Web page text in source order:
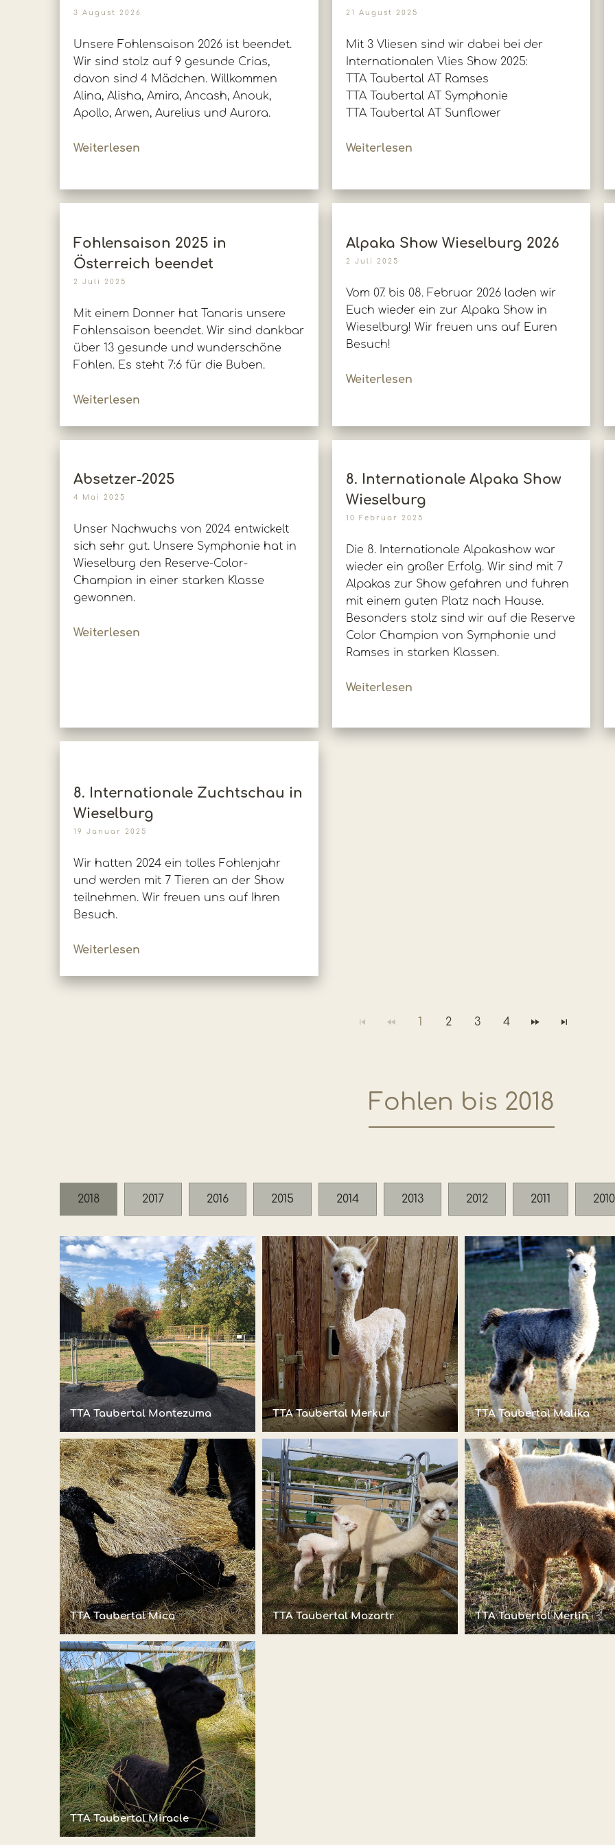
3 August 2026
Unsere Fohlensaison 2026 ist beendet.
Wir sind stolz auf 9 gesunde Crias,
davon sind 4 Mädchen. Willkommen
Alina, Alisha, Amira, Ancash, Anouk,
Apollo, Arwen, Aurelius und Aurora.
Weiterlesen
21 August 2025
Mit 3 Vliesen sind wir dabei bei der
Internationalen Vlies Show 2025:
TTA Taubertal AT Ramses
TTA Taubertal AT Symphonie
TTA Taubertal AT Sunflower
Weiterlesen
Fohlensaison 2025 in
Österreich beendet
2 Juli 2025
Mit einem Donner hat Tanaris unsere
Fohlensaison beendet. Wir sind dankbar
über 13 gesunde und wunderschöne
Fohlen. Es steht 7:6 für die Buben.
Weiterlesen
Alpaka Show Wieselburg 2026
2 Juli 2025
Vom 07. bis 08. Februar 2026 laden wir
Euch wieder ein zur Alpaka Show in
Wieselburg! Wir freuen uns auf Euren
Besuch!
Weiterlesen
Absetzer-2025
4 Mai 2025
Unser Nachwuchs von 2024 entwickelt
sich sehr gut. Unsere Symphonie hat in
Wieselburg den Reserve-Color-
Champion in einer starken Klasse
gewonnen.
Weiterlesen
8. Internationale Alpaka Show
Wieselburg
10 Februar 2025
Die 8. Internationale Alpakashow war
wieder ein großer Erfolg. Wir sind mit 7
Alpakas zur Show gefahren und fuhren
mit einem guten Platz nach Hause.
Besonders stolz sind wir auf die Reserve
Color Champion von Symphonie und
Ramses in starken Klassen.
Weiterlesen
8. Internationale Zuchtschau in
Wieselburg
19 Januar 2025
Wir hatten 2024 ein tolles Fohlenjahr
und werden mit 7 Tieren an der Show
teilnehmen. Wir freuen uns auf Ihren
Besuch.
Weiterlesen
1 2 3 4
Fohlen bis 2018
2018 2017 2016 2015 2014 2013 2012 2011 2010
TTA Taubertal Montezuma TTA Taubertal Merkur TTA Taubertal Malika
TTA Taubertal Mica TTA Taubertal Mozartr TTA Taubertal Merlin
TTA Taubertal Miracle